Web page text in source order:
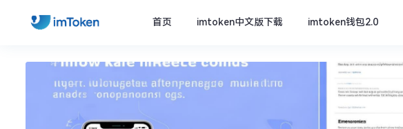
首页 imtoken中文版下载 imtoken钱包2.0